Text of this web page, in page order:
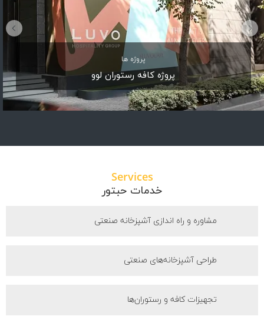
پروژه ها
پروژه کافه رستوران لوو
Services
خدمات حبتور
مشاوره و راه اندازی آشپزخانه صنعتی
طراحی آشپزخانه‌های صنعتی
تجهیزات کافه و رستوران‌ها